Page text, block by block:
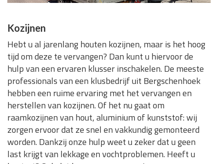
Kozijnen
Hebt u al jarenlang houten kozijnen, maar is het hoog
tijd om deze te vervangen? Dan kunt u hiervoor de
hulp van een ervaren klusser inschakelen. De meeste
professionals van een klusbedrijf uit Bergschenhoek
hebben een ruime ervaring met het vervangen en
herstellen van kozijnen. Of het nu gaat om
raamkozijnen van hout, aluminium of kunststof: wij
zorgen ervoor dat ze snel en vakkundig gemonteerd
worden. Dankzij onze hulp weet u zeker dat u geen
last krijgt van lekkage en vochtproblemen. Heeft u